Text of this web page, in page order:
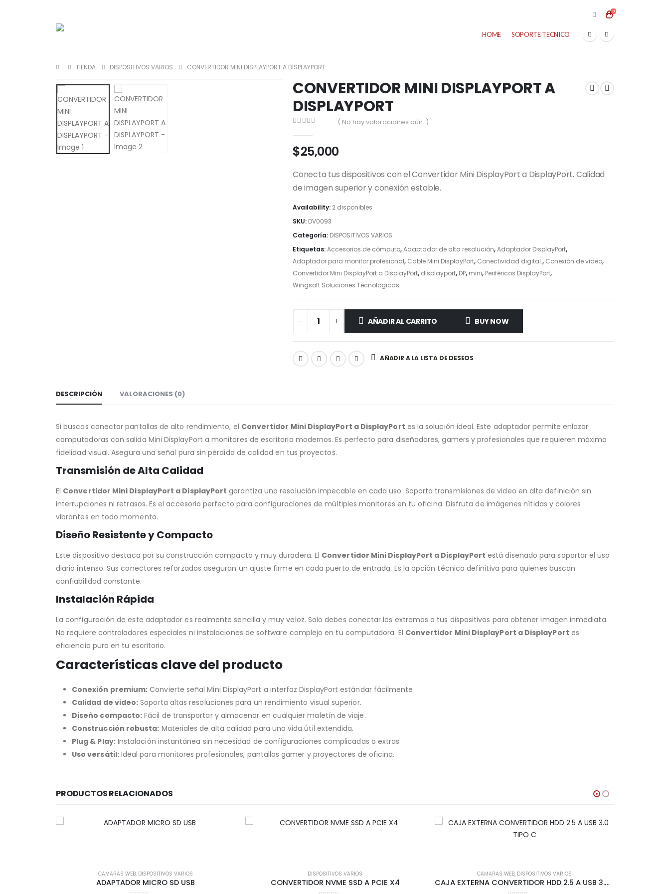
0
HOME SOPORTE TECNICO
TIENDA DISPOSITIVOS VARIOS CONVERTIDOR MINI DISPLAYPORT A DISPLAYPORT
CONVERTIDOR MINI DISPLAYPORT A
DISPLAYPORT
( No hay valoraciones aún. )
$25,000
Conecta tus dispositivos con el Convertidor Mini DisplayPort a DisplayPort. Calidad
de imagen superior y conexión estable.
Availability: 2 disponibles
SKU: DV0093
Categoría: DISPOSITIVOS VARIOS
Etiquetas:Accesorios de cómputo,Adaptador de alta resolución,Adaptador DisplayPort,
Adaptador para monitor profesional, Cable Mini DisplayPort, Conectividad digital., Conexión de video,
Convertidor Mini DisplayPort a DisplayPort, displayport, DP, mini, Periféricos DisplayPort,
Wingsoft Soluciones Tecnológicas
AÑADIR AL CARRITO BUY NOW
AÑADIR A LA LISTA DE DESEOS
DESCRIPCIÓN VALORACIONES (0)
Si buscas conectar pantallas de alto rendimiento, el Convertidor Mini DisplayPort a DisplayPort es la solución ideal. Este adaptador permite enlazar
computadoras con salida Mini DisplayPort a monitores de escritorio modernos. Es perfecto para diseñadores, gamers y profesionales que requieren máxima
fidelidad visual. Asegura una señal pura sin pérdida de calidad en tus proyectos.
Transmisión de Alta Calidad
El Convertidor Mini DisplayPort a DisplayPort garantiza una resolución impecable en cada uso. Soporta transmisiones de video en alta definición sin
interrupciones ni retrasos. Es el accesorio perfecto para configuraciones de múltiples monitores en tu oficina. Disfruta de imágenes nítidas y colores
vibrantes en todo momento.
Diseño Resistente y Compacto
Este dispositivo destaca por su construcción compacta y muy duradera. El Convertidor Mini DisplayPort a DisplayPort está diseñado para soportar el uso
diario intenso. Sus conectores reforzados aseguran un ajuste firme en cada puerto de entrada. Es la opción técnica definitiva para quienes buscan
confiabilidad constante.
Instalación Rápida
La configuración de este adaptador es realmente sencilla y muy veloz. Solo debes conectar los extremos a tus dispositivos para obtener imagen inmediata.
No requiere controladores especiales ni instalaciones de software complejo en tu computadora. El Convertidor Mini DisplayPort a DisplayPort es
eficiencia pura en tu escritorio.
Características clave del producto
Conexión premium: Convierte señal Mini DisplayPort a interfaz DisplayPort estándar fácilmente.
Calidad de video: Soporta altas resoluciones para un rendimiento visual superior.
Diseño compacto: Fácil de transportar y almacenar en cualquier maletín de viaje.
Construcción robusta: Materiales de alta calidad para una vida útil extendida.
Plug & Play:Instalación instantánea sin necesidad de configuraciones complicadas o extras.
Uso versátil:Ideal para monitores profesionales, pantallas gamer y proyectores de oficina.
PRODUCTOS RELACIONADOS
CAMARAS WEB, DISPOSITIVOS VARIOS
ADAPTADOR MICRO SD USB
DISPOSITIVOS VARIOS
CONVERTIDOR NVME SSD A PCIE X4
CAMARAS WEB, DISPOSITIVOS VARIOS
CAJA EXTERNA CONVERTIDOR HDD 2.5 A USB 3.0 TIPO C